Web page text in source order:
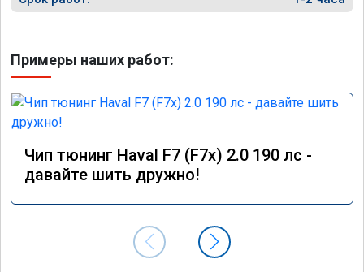
Примеры наших работ:
Чип тюнинг Haval F7 (F7x) 2.0 190 лс -
давайте шить дружно!